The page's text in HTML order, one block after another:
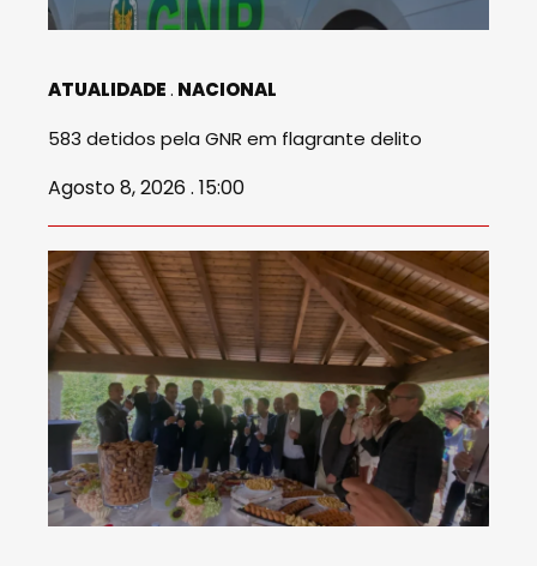
ATUALIDADE NACIONAL
583 detidos pela GNR em flagrante delito
Agosto 8, 2026 . 15:00